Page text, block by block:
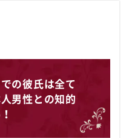
の彼氏は全て
男性との知的